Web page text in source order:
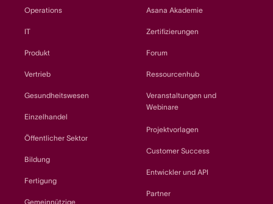
Operations
IT
Produkt
Vertrieb
Gesundheitswesen
Einzelhandel
Öffentlicher Sektor
Bildung
Fertigung
Gemeinnützige
Asana Akademie
Zertifizierungen
Forum
Ressourcenhub
Veranstaltungen und
Webinare
Projektvorlagen
Customer Success
Entwickler und API
Partner